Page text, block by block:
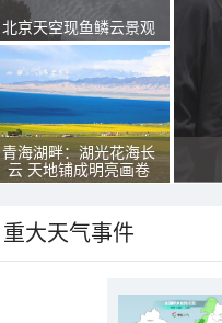
北京天空现鱼鳞云景观
青海湖畔：湖光花海长
云 天地铺成明亮画卷
重大天气事件